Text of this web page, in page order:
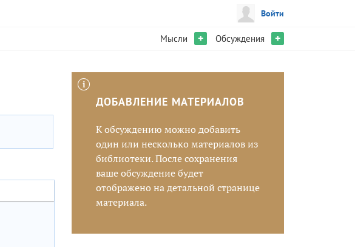
Войти
Мысли + Обсуждения +
ДОБАВЛЕНИЕ МАТЕРИАЛОВ
К обсуждению можно добавить
один или несколько материалов из
библиотеки. После сохранения
ваше обсуждение будет
отображено на детальной странице
материала.